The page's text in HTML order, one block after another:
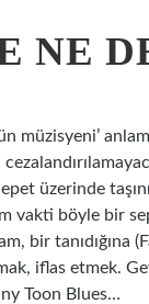
NE
müzisyeni’
üzerinde
vakti böyle bir
bir
iflas etmek.
Toon Blues…